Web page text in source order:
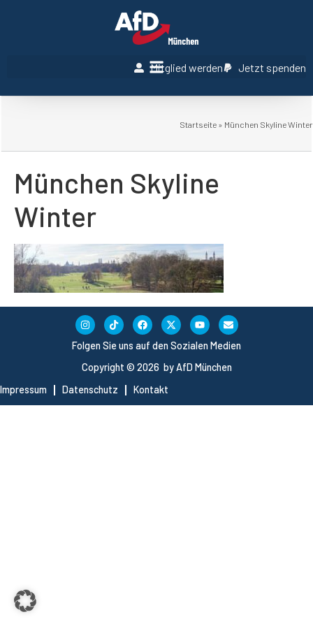
Mitglied werden Jetzt spenden
Startseite » München Skyline Winter
München Skyline
Winter
Copyright © 2026 by AfD München
Impressum
Datenschutz Kontakt
Folgen Sie uns auf den Sozialen Medien